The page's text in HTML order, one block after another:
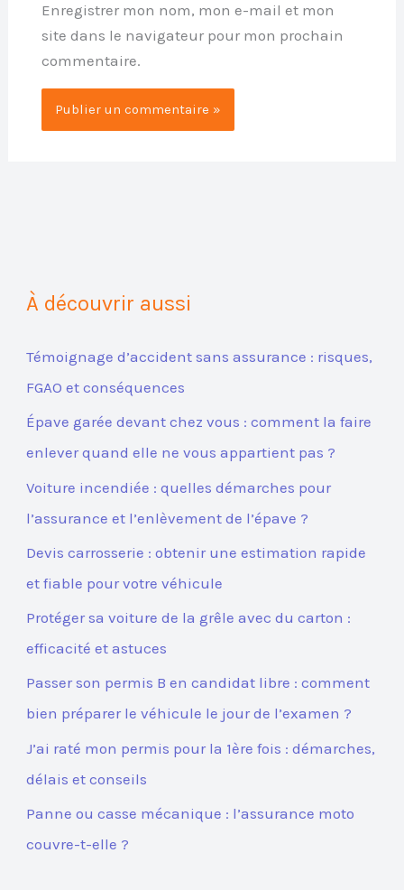
Enregistrer mon nom, mon e-mail et mon
site dans le navigateur pour mon prochain
commentaire.
À découvrir aussi
Témoignage d’accident sans assurance : risques,
FGAO et conséquences
Épave garée devant chez vous : comment la faire
enlever quand elle ne vous appartient pas ?
Voiture incendiée : quelles démarches pour
l’assurance et l’enlèvement de l’épave ?
Devis carrosserie : obtenir une estimation rapide
et fiable pour votre véhicule
Protéger sa voiture de la grêle avec du carton :
efficacité et astuces
Passer son permis B en candidat libre : comment
bien préparer le véhicule le jour de l’examen ?
J’ai raté mon permis pour la 1ère fois : démarches,
délais et conseils
Panne ou casse mécanique : l’assurance moto
couvre-t-elle ?